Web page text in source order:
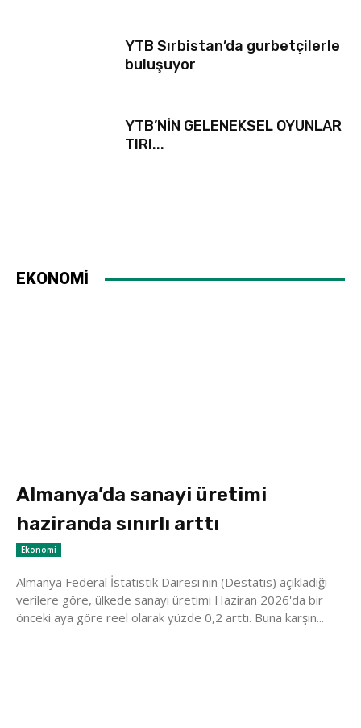
YTB Sırbistan’da gurbetçilerle
buluşuyor
YTB’NİN GELENEKSEL OYUNLAR
TIRI...
EKONOMİ
Almanya’da sanayi üretimi
haziranda sınırlı arttı
Ekonomi
Almanya Federal İstatistik Dairesi'nin (Destatis) açıkladığı
verilere göre, ülkede sanayi üretimi Haziran 2026'da bir
önceki aya göre reel olarak yüzde 0,2 arttı. Buna karşın...